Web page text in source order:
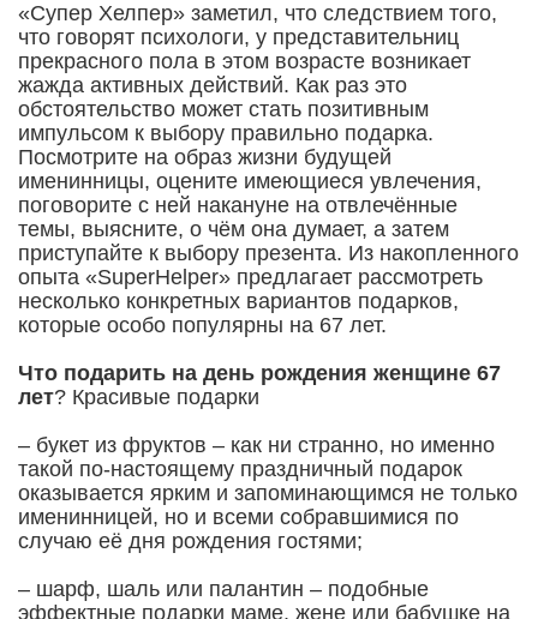
«Супер Хелпер» заметил, что следствием того,
что говорят психологи, у представительниц
прекрасного пола в этом возрасте возникает
жажда активных действий. Как раз это
обстоятельство может стать позитивным
импульсом к выбору правильно подарка.
Посмотрите на образ жизни будущей
именинницы, оцените имеющиеся увлечения,
поговорите с ней накануне на отвлечённые
темы, выясните, о чём она думает, а затем
приступайте к выбору презента. Из накопленного
опыта «SuperHelper» предлагает рассмотреть
несколько конкретных вариантов подарков,
которые особо популярны на 67 лет.
Что подарить на день рождения женщине 67
лет? Красивые подарки
– букет из фруктов – как ни странно, но именно
такой по-настоящему праздничный подарок
оказывается ярким и запоминающимся не только
именинницей, но и всеми собравшимися по
случаю её дня рождения гостями;
– шарф, шаль или палантин – подобные
эффектные подарки маме, жене или бабушке на